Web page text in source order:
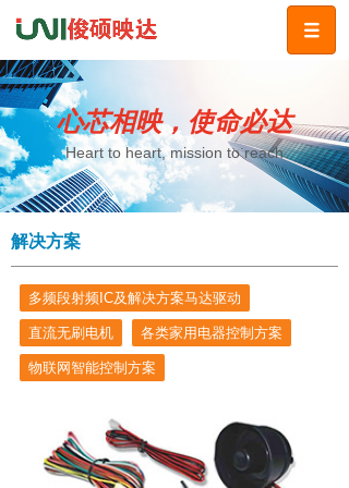
心芯相映，使命必达
Heart to heart, mission to reach
解决方案
多频段射频IC及解决方案马达驱动
直流无刷电机 各类家用电器控制方案
物联网智能控制方案